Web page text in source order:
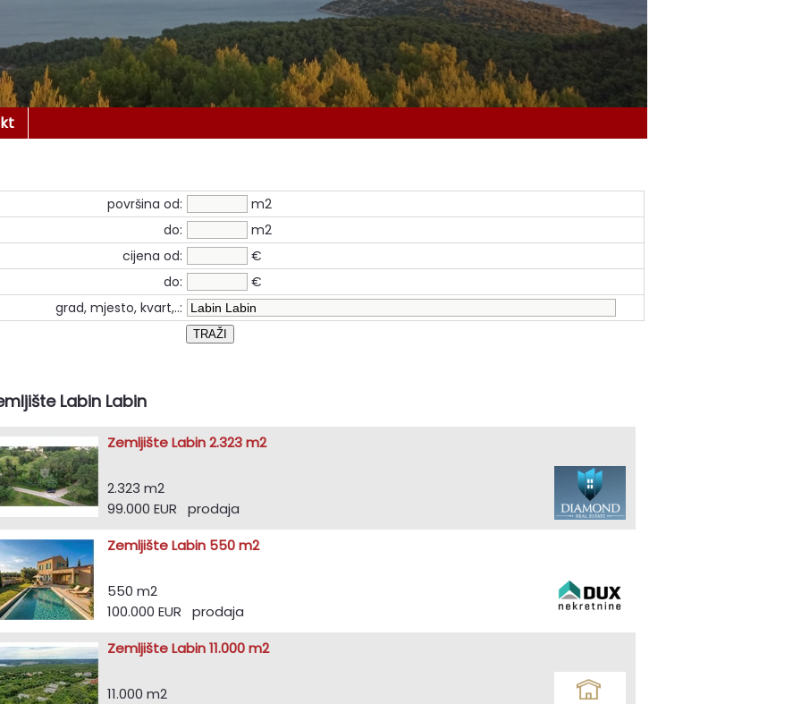
površina od:
m2
do:
m2
cijena od:
€
do:
€
grad, mjesto, kvart,..:
Labin Labin
Zemljište Labin 2.323 m2
2.323 m2
99.000 EUR prodaja
Zemljište Labin 550 m2
550 m2
100.000 EUR prodaja
Zemljište Labin 11.000 m2
11.000 m2